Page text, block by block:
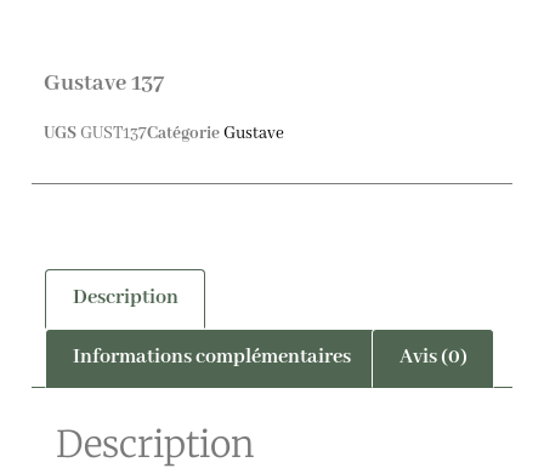
Gustave 137
UGS GUST137CatégorieGustave
Description
Informations complémentaires Avis (0)
Description